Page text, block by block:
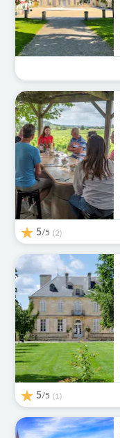
5/5 (2)
5/5 (1)